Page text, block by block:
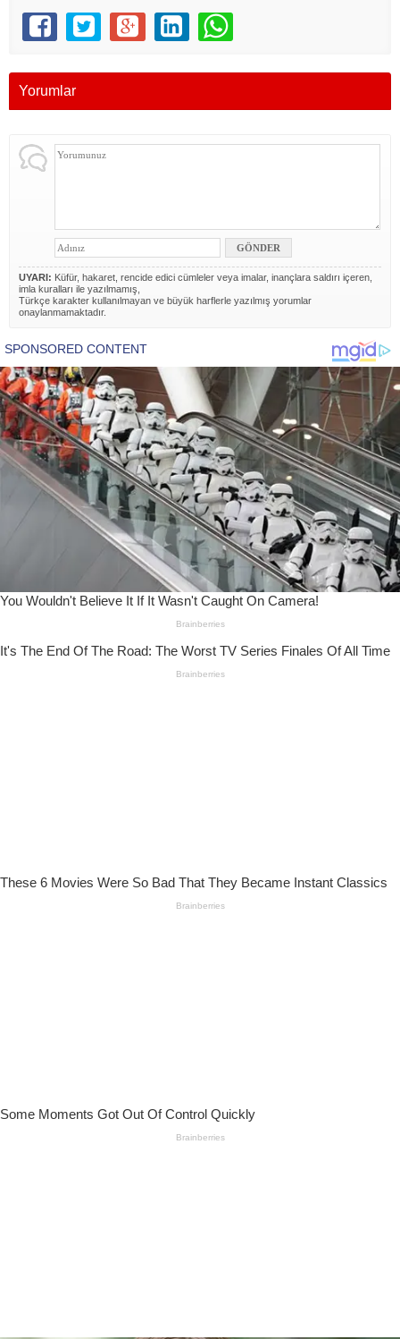
Yorumlar
UYARI: Küfür, hakaret, rencide edici cümleler veya imalar, inançlara saldırı içeren,
imla kuralları ile yazılmamış,
Türkçe karakter kullanılmayan ve büyük harflerle yazılmış yorumlar
onaylanmamaktadır.